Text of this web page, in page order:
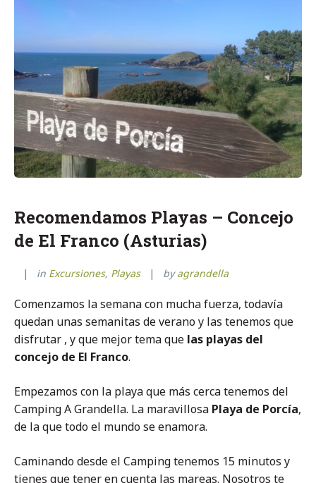
Recomendamos Playas – Concejo
de El Franco (Asturias)
in Excursiones, Playas byagrandella
Comenzamos la semana con mucha fuerza, todavía
quedan unas semanitas de verano y las tenemos que
disfrutar , y que mejor tema que las playas del
concejo de El Franco.
Empezamos con la playa que más cerca tenemos del
Camping A Grandella. La maravillosa Playa de Porcía,
de la que todo el mundo se enamora.
Caminando desde el Camping tenemos 15 minutos y
tienes que tener en cuenta las mareas. Nosotros te